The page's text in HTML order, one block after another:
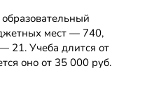
мест — 740,
21. Учеба длится от
оно от 35 000 руб.